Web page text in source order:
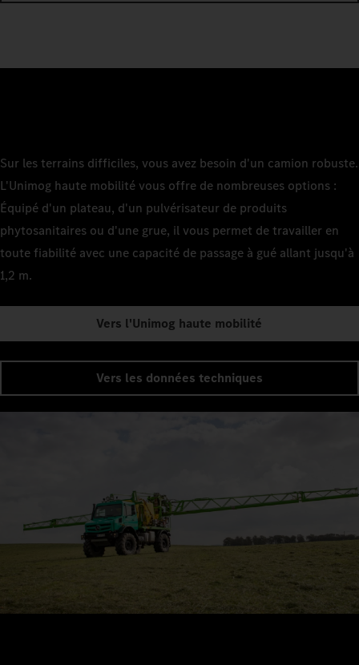
Sur les terrains difficiles, vous avez besoin d'un camion robuste.
L'Unimog haute mobilité vous offre de nombreuses options :
Équipé d'un plateau, d'un pulvérisateur de produits
phytosanitaires ou d'une grue, il vous permet de travailler en
toute fiabilité avec une capacité de passage à gué allant jusqu'à
1,2 m.
Vers l'Unimog haute mobilité
Vers les données techniques